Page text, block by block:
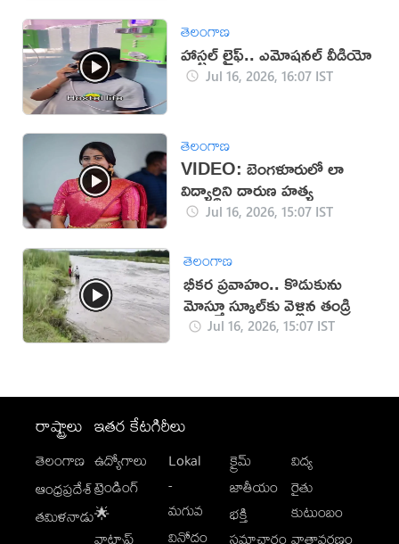
తెలంగాణ
హాస్టల్ లైఫ్.. ఎమోషనల్ వీడియో
Jul 16, 2026, 16:07 IST
తెలంగాణ
VIDEO: బెంగళూరులో లా
విద్యార్థిని దారుణ హత్య
Jul 16, 2026, 15:07 IST
తెలంగాణ
భీకర ప్రవాహం.. కొడుకును
మోస్తూ స్కూల్‌కు వెళ్లిన తండ్రి
Jul 16, 2026, 15:07 IST
రాష్ట్రాలు
తెలంగాణ
ఆంధ్రప్రదేశ్
తమిళనాడు
ఇతర కేటగిరీలు
ఉద్యోగాలు
ట్రెండింగ్
🌟
Lokal
-
మగువ
వినోదం
క్రైమ్
జాతీయం
భక్తి
విద్య
రైతు
కుటుంబం